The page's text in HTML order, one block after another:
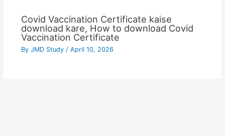
Covid Vaccination Certificate kaise
download kare, How to download Covid
Vaccination Certificate
By JMD Study / April 10, 2026